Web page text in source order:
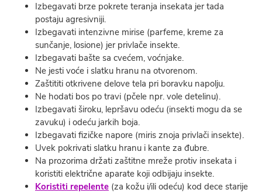
Izbegavati brze pokrete teranja insekata jer tada
postaju agresivniji.
Izbegavati intenzivne mirise (parfeme, kreme za
sunčanje, losione) jer privlače insekte.
Izbegavati bašte sa cvećem, voćnjake.
Ne jesti voće i slatku hranu na otvorenom.
Zaštititi otkrivene delove tela pri boravku napolju.
Ne hodati bos po travi (pčele npr. vole detelinu).
Izbegavati široku, lepršavu odeću (insekti mogu da se
zavuku) i odeću jarkih boja.
Izbegavati fizičke napore (miris znoja privlači insekte).
Uvek pokrivati slatku hranu i kante za đubre.
Na prozorima držati zaštitne mreže protiv insekata i
koristiti električne aparate koji odbijaju insekte.
Koristiti repelente (za kožu i/ili odeću) kod dece starije